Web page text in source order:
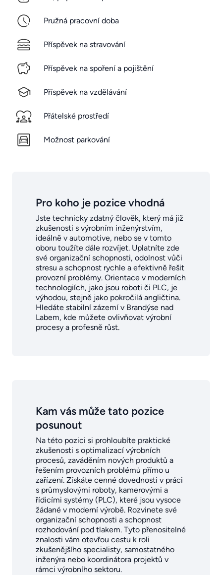
Pružná pracovní doba
Příspěvek na stravování
Příspěvek na spoření a pojištění
Příspěvek na vzdělávání
Přátelské prostředí
Možnost parkování
Pro koho je pozice vhodná
Jste technicky zdatný člověk, který má již
zkušenosti s výrobním inženýrstvím,
ideálně v automotive, nebo se v tomto
oboru toužíte dále rozvíjet. Uplatníte zde
své organizační schopnosti, odolnost vůči
stresu a schopnost rychle a efektivně řešit
provozní problémy. Orientace v moderních
technologiích, jako jsou roboti či PLC, je
výhodou, stejně jako pokročilá angličtina.
Hledáte stabilní zázemí v Brandýse nad
Labem, kde můžete ovlivňovat výrobní
procesy a profesně růst.
Kam vás může tato pozice
posunout
Na této pozici si prohloubíte praktické
zkušenosti s optimalizací výrobních
procesů, zaváděním nových produktů a
řešením provozních problémů přímo u
zařízení. Získáte cenné dovednosti v práci
s průmyslovými roboty, kamerovými a
řídicími systémy (PLC), které jsou vysoce
žádané v moderní výrobě. Rozvinete své
organizační schopnosti a schopnost
rozhodování pod tlakem. Tyto přenositelné
znalosti vám otevřou cestu k roli
zkušenějšího specialisty, samostatného
inženýra nebo koordinátora projektů v
rámci výrobního sektoru.